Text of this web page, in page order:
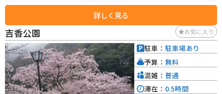
できる場合もあります。
詳しく見る
吉香公園 お気に入り
駐車： 駐車場あり
予算： 無料
混雑： 普通
滞在： 0.5時間